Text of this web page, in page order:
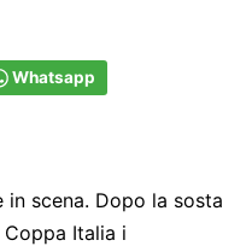
Whatsapp
scena. Dopo la sosta
Italia i